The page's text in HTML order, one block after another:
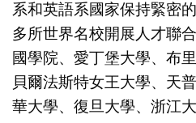
系和英語系國家保持緊密
多所世界名校開展人才聯
國學院、愛丁堡大學、布
貝爾法斯特女王大學、天
華大學、復旦大學、浙江